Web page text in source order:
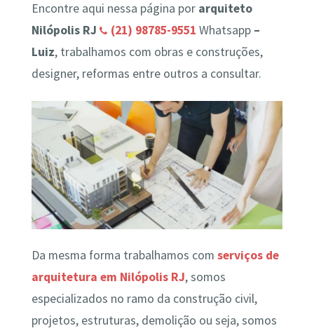
Encontre aqui nessa página por arquiteto
Nilópolis RJ
(21) 98785-9551 Whatsapp–
Luiz, trabalhamos com obras e construções,
designer, reformas entre outros a consultar.
Da mesma forma trabalhamos com serviços de
arquitetura em Nilópolis RJ, somos
especializados no ramo da construção civil,
projetos, estruturas, demolição ou seja, somos